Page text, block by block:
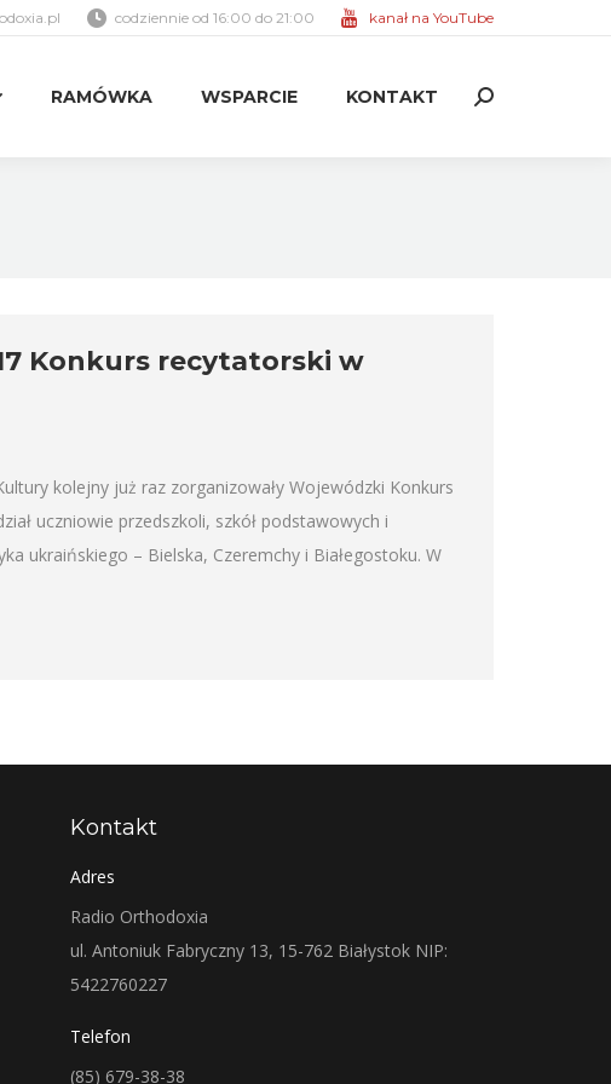
codziennie od 16:00 do 21:00 kanał na YouTube
RAMÓWKA WSPARCIE KONTAKT Search:
Konkurs recytatorski w
kolejny już raz zorganizowały Wojewódzki Konkurs
uczniowie przedszkoli, szkół podstawowych i
ukraińskiego – Bielska, Czeremchy i Białegostoku. W
Kontakt
Adres
Radio Orthodoxia
ul. Antoniuk Fabryczny 13, 15-762 Białystok NIP:
5422760227
Telefon
(85) 679-38-38